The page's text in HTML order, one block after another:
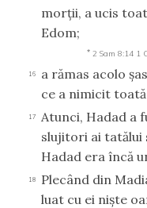
morţii, a ucis
Edom;
* 2 Sam 8:14 1
16
a rămas acolo
ce a nimicit
17
Atunci, Hadad a
slujitori ai tatălui
Hadad era încă
18
Plecând din
luat cu ei nişte